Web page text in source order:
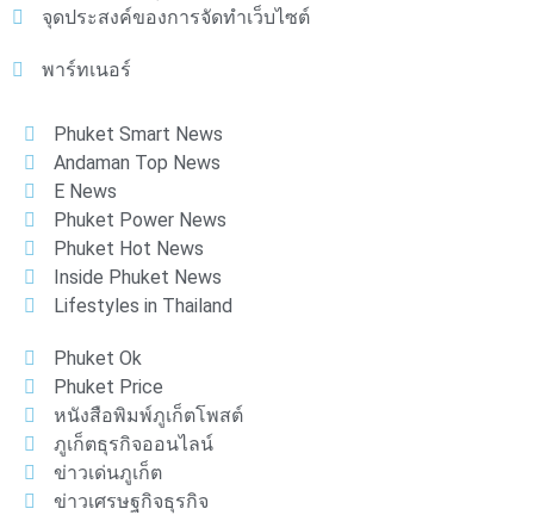
จุดประสงค์ของการจัดทำเว็บไซต์
พาร์ทเนอร์
Phuket Smart News
Andaman Top News
E News
Phuket Power News
Phuket Hot News
Inside Phuket News
Lifestyles in Thailand
Phuket Ok
Phuket Price
หนังสือพิมพ์ภูเก็ตโพสต์
ภูเก็ตธุรกิจออนไลน์
ข่าวเด่นภูเก็ต
ข่าวเศรษฐกิจธุรกิจ